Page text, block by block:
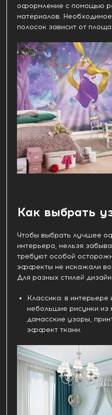
оформление с помощью
материалов.
полосок зависит от
Как выбрать
Чтобы выбрать лучшее
интерьера, нельзя
требуют особой
эффекты не искажали
Для разных стилей
Классика: в интерьере
небольшие рисунки
дамасские узоры,
эффект ткани.